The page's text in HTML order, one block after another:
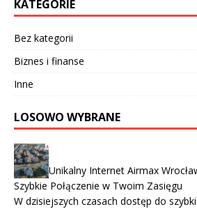
KATEGORIE
Bez kategorii
Biznes i finanse
Inne
LOSOWO WYBRANE
Unikalny Internet Airmax
Szybkie Połączenie w Twoim Zasięgu
W dzisiejszych czasach dostęp do